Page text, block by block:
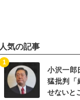
人気の記事
小沢一郎
猛批判「
せないと
1